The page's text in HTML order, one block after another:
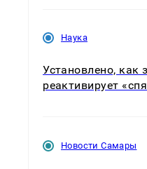
Наука
Установлено, как
реактивирует
Новости Самары